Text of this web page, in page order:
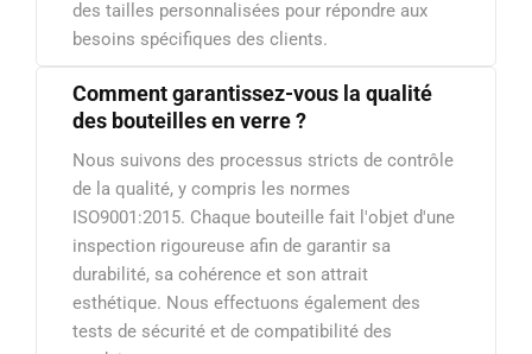
des tailles personnalisées pour répondre aux
besoins spécifiques des clients.
Comment garantissez-vous la qualité
des bouteilles en verre ?
Nous suivons des processus stricts de contrôle
de la qualité, y compris les normes
ISO9001:2015. Chaque bouteille fait l'objet d'une
inspection rigoureuse afin de garantir sa
durabilité, sa cohérence et son attrait
esthétique. Nous effectuons également des
tests de sécurité et de compatibilité des